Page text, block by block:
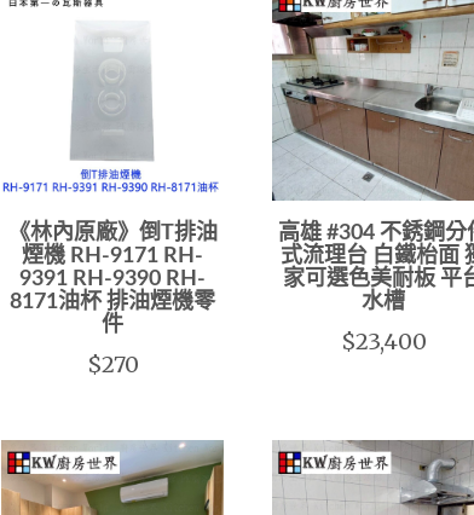
《林內原廠》倒T排油
煙機 RH-9171 RH-
9391 RH-9390 RH-
8171油杯 排油煙機零
件
$270
高雄 #304 不銹鋼分
式流理台 白鐵枱面
家可選色美耐板 平
水槽
$23,400